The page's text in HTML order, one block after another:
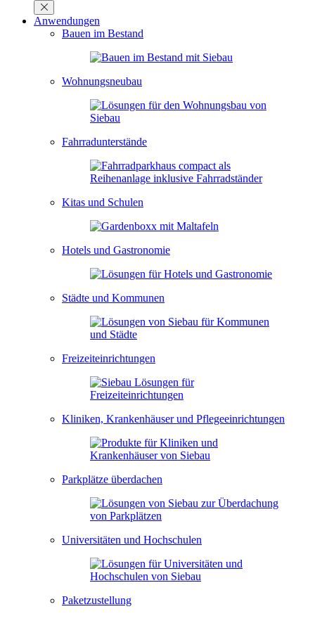
Anwendungen
Bauen im Bestand
Wohnungsneubau
Fahrradunterstände
Kitas und Schulen
Hotels und Gastronomie
Städte und Kommunen
Freizeiteinrichtungen
Kliniken, Krankenhäuser und Pflegeeinrichtungen
Parkplätze überdachen
Universitäten und Hochschulen
Paketzustellung